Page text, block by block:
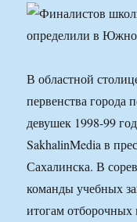
В областной
первенства города
девушек 1998-99
SakhalinMedia в
Сахалинска. В
команды учебных
итогам отборочных